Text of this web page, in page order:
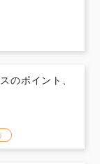
のポイント、